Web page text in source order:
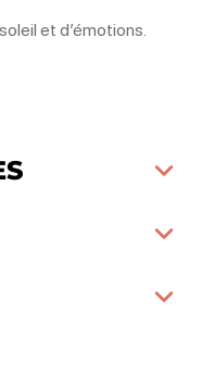
et d’émotions.